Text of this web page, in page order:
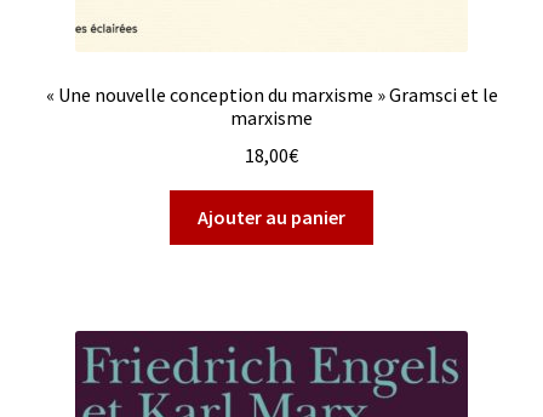
« Une nouvelle conception du marxisme » Gramsci et le
marxisme
18,00€
Ajouter au panier